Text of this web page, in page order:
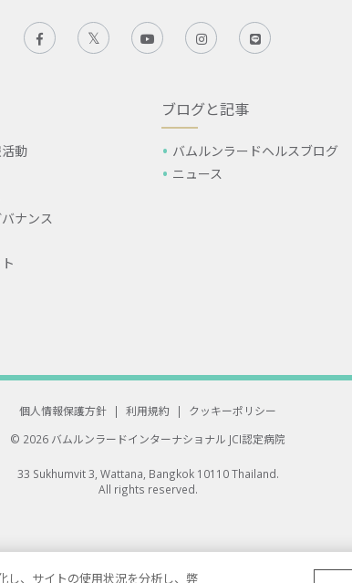
動
ナンス
ブログと記事
バムルンラードヘルスブログ
ニュース
個人情報保護方針 | 利用規約 |
クッキーポリシー
© 2026 バムルンラードインターナショナル JCI認定病院
33 Sukhumvit 3, Wattana, Bangkok 10110 Thailand.
All rights reserved.
し、サイトの使用状況を分析し、弊